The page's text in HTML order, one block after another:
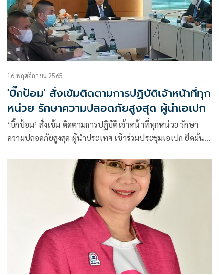
16 พฤศจิกายน 2565
'บิ๊กป้อม' สั่งเข้มติดตามการปฏิบัติเจ้าหน้าที่ทุก
หน่วย รักษาความปลอดภัยสูงสุด ผู้นำเอเปก
‘บิ๊กป้อม’ สั่งเข้ม ติดตามการปฏิบัติเจ้าหน้าที่ทุกหน่วย รักษา
ความปลอดภัยสูงสุด ผู้นำประเทศ เข้าร่วมประชุมเอเปก ยึดมั่น